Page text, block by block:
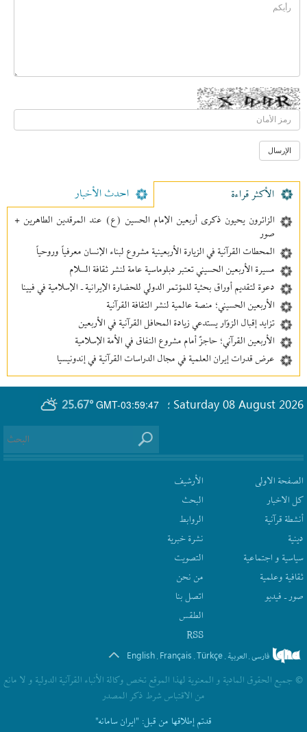
الأکثر قراءة احدث الأخبار
الزائرون يحيون ذكرى أربعين الإمام الحسين (ع) عند المرقدين الطاهرين +
صور
المحطات القرآنية في الزيارة الأربعينية مشروع لبناء الإنسان معرفیاً وروحياً
مسيرة الأربعين الحسيني تعتبر دبلوماسية عامة لنشر ثقافة السلام
دعوة لتقديم أوراق بحثية للمؤتمر الدولي للحضارة الإيرانية ـ الإسلامية في فيينا
الأربعين الحسيني؛ منصة عالمية لنشر الثقافة القرآنية
تزايد إقبال الزوّار يستدعي زيادة المحافل القرآنية في الأربعين
الأربعين القرآني؛ حاجزٌ أمام مشروع النفاق في الأمة الإسلامية
عرض قدرات إيران العلمية في مجال الدراسات القرآنية في إندونيسيا
GMT-03:59:47
25.67° Saturday 08 August 2026 ؛
الصفحة الاولى
كل الاخبار
أنشطة قرآنیة
دينية
سیاسیة و اجتماعیة
ثقافیة وعلمیة
صور ـ فيديو
الأرشیف
البحث
الروابط
نشرة‌ خبریة
التصويت
من نحن
اتصل بنا
الطقس
RSS
فارسی. العربیة .
Türkçe
.
Français
.
English
© جمیع الحقوق المادیة و المعنویة لهذا الموقع تخص وکالة الأنباء القرآنیة الدولیة و لا مانع
من الاقتباس شرط ذکر المصدر
قدتم إطلاقها من قبل: "ایران سامانه"